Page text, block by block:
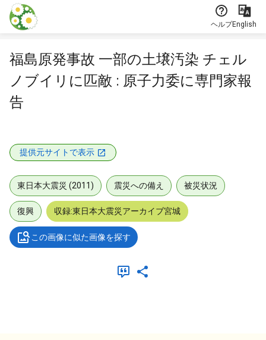
本文に飛ぶ
ヘルプEnglish
福島原発事故 一部の土壌汚染 チェル
ノブイリに匹敵 : 原子力委に専門家報
告
提供元サイトで表示
東日本大震災 (2011) 震災への備え 被災状況
復興 収録:東日本大震災アーカイブ宮城
この画像に似た画像を探す